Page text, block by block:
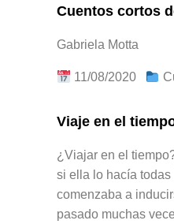
Cuentos cortos
Gabriela Motta
11/08/2020
Viaje en el
¿Viajar en el
si ella lo hacía
comenzaba a
pasado muchas